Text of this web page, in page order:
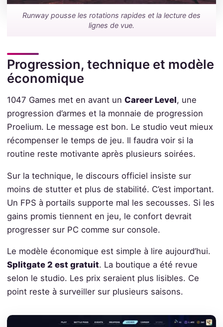
Runway pousse les rotations rapides et la lecture des
lignes de vue.
Progression, technique et modèle
économique
1047 Games met en avant un Career Level, une
progression d’armes et la monnaie de progression
Proelium. Le message est bon. Le studio veut mieux
récompenser le temps de jeu. Il faudra voir si la
routine reste motivante après plusieurs soirées.
Sur la technique, le discours officiel insiste sur
moins de stutter et plus de stabilité. C’est important.
Un FPS à portails supporte mal les secousses. Si les
gains promis tiennent en jeu, le confort devrait
progresser sur PC comme sur console.
Le modèle économique est simple à lire aujourd’hui.
Splitgate 2 est gratuit. La boutique a été revue
selon le studio. Les prix seraient plus lisibles. Ce
point reste à surveiller sur plusieurs saisons.